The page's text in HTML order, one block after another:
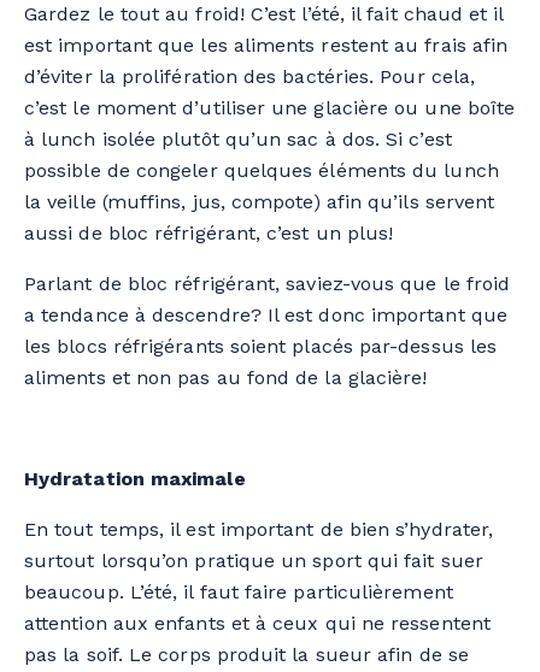
Gardez le tout au froid! C’est l’été, il fait chaud et il
est important que les aliments restent au frais afin
d’éviter la prolifération des bactéries. Pour cela,
c’est le moment d’utiliser une glacière ou une boîte
à lunch isolée plutôt qu’un sac à dos. Si c’est
possible de congeler quelques éléments du lunch
la veille (muffins, jus, compote) afin qu’ils servent
aussi de bloc réfrigérant, c’est un plus!
Parlant de bloc réfrigérant, saviez-vous que le froid
a tendance à descendre? Il est donc important que
les blocs réfrigérants soient placés par-dessus les
aliments et non pas au fond de la glacière!
Hydratation maximale
En tout temps, il est important de bien s’hydrater,
surtout lorsqu’on pratique un sport qui fait suer
beaucoup. L’été, il faut faire particulièrement
attention aux enfants et à ceux qui ne ressentent
pas la soif. Le corps produit la sueur afin de se